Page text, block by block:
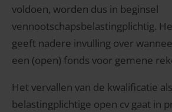
voldoen, worden dus in beginsel
vennootschapsbelastingplichtig.
geeft nadere invulling over
een (open) fonds voor gemene
Het vervallen van de kwalificatie
belastingplichtige open cv gaat in